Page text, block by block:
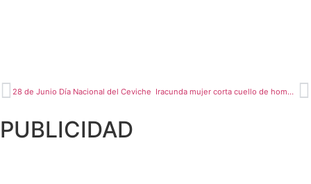
28 de Junio Día Nacional del Ceviche Iracunda mujer corta cuello de hombre con un carrizo
PUBLICIDAD